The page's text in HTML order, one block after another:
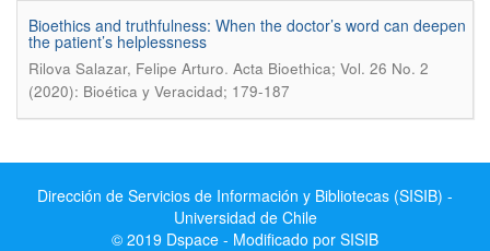
Bioethics and truthfulness: When the doctor’s word can deepen
the patient’s helplessness
Rilova Salazar, Felipe Arturo. Acta Bioethica; Vol. 26 No. 2
(2020): Bioética y Veracidad; 179-187
Dirección de Servicios de Información y Bibliotecas (SISIB) -
Universidad de Chile
© 2019 Dspace - Modificado por SISIB